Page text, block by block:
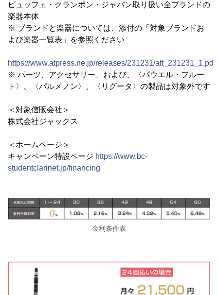
ビュッフェ・クランポン・ジャパン取り扱い全ブランドの
楽器本体
※ ブランドと楽器については、添付の「対象ブランドお
よび楽器一覧表」を参照ください
https://www.atpress.ne.jp/releases/231231/att_231231_1.pdf
※ パーツ、アクセサリー、および、〈パウエル・フルー
ト〉、〈パルメノン〉、〈リグータ〉の製品は対象外です
＜対象信販会社＞
株式会社ジャックス
＜ホームページ＞
キャンペーン特設ページ https://www.bc-
studentclarinet.jp/financing
金利条件表